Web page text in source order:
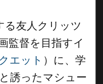
る友人クリッツ
監督を目指すイ
エット ）に、学
誘ったマシュー